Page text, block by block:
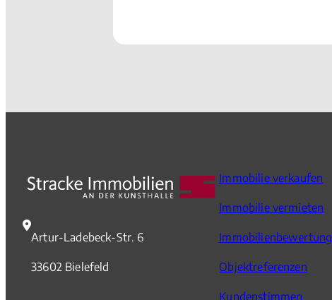
Artur-Ladebeck-Str. 6
33602 Bielefeld
Immobilie verkaufen
Immobilie vermieten
Immobilienbewertung
Objektreferenzen
Kundenstimmen